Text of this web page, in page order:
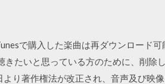
で購入した楽曲は再ダウンロード
たいと思っている方のために、削除
り著作権法が改正され、音声及び映